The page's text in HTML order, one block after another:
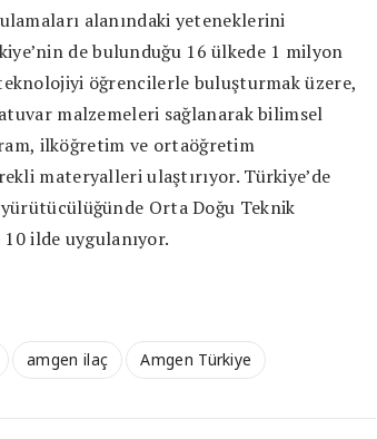
alanındaki yeteneklerini
de bulunduğu 16 ülkede 1 milyon
öğrencilerle buluşturmak üzere,
malzemeleri sağlanarak bilimsel
ilköğretim ve ortaöğretim
materyalleri ulaştırıyor. Türkiye’de
Orta Doğu Teknik
ilde uygulanıyor.
amgen ilaç Amgen Türkiye